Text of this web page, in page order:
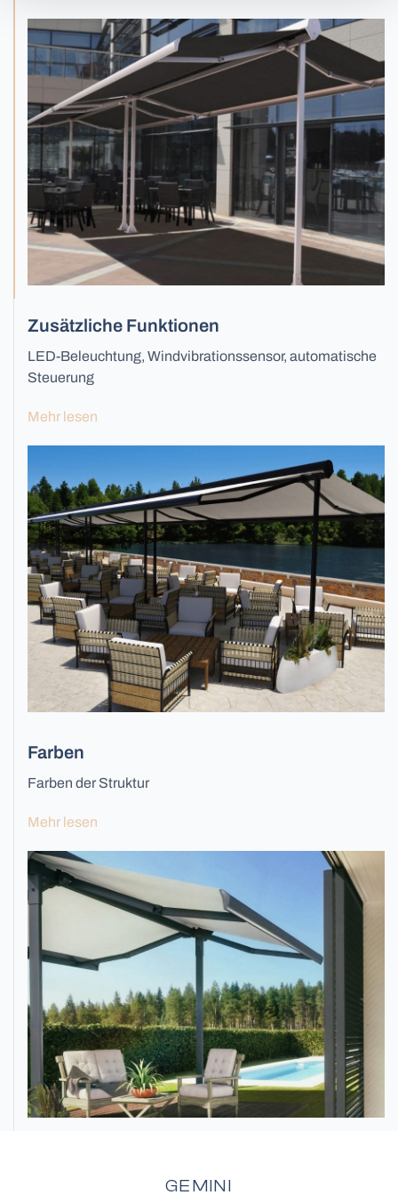
Vertikale Jalousien
Schützende Jalousien
Fassadenjalousien
Fassadenlamellen
Verladesysteme
Zusätzliche Funktionen
LED-Beleuchtung, Windvibrationssensor, automatische
Steuerung
Mehr lesen
Farben
Farben der Struktur
Mehr lesen
GEMINI